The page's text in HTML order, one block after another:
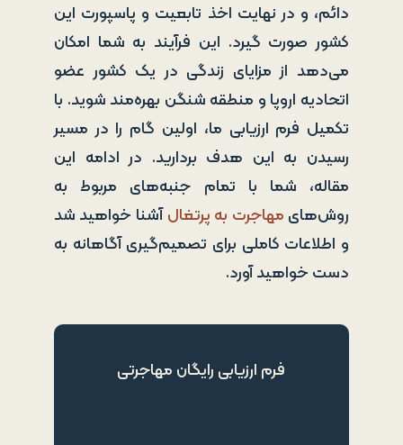
دائم، و در نهایت اخذ تابعیت و پاسپورت این
کشور صورت گیرد. این فرآیند به شما امکان
می‌دهد از مزایای زندگی در یک کشور عضو
اتحادیه اروپا و منطقه شنگن بهره‌مند شوید. با
تکمیل فرم ارزیابی ما، اولین گام را در مسیر
رسیدن به این هدف بردارید. در ادامه این
مقاله، شما با تمام جنبه‌های مربوط به
روش‌های مهاجرت به پرتغالآشنا خواهید شد
و اطلاعات کاملی برای تصمیم‌گیری آگاهانه به
دست خواهید آورد.
فرم ارزیابی رایگان مهاجرتی